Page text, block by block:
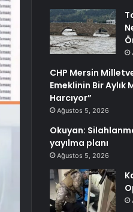
CHP Mersin
Emeklinin Bir Aylık
Harcıyor”
Ağustos 5, 2026
Okuyan:
yayılma planı
Ağustos 5, 2026